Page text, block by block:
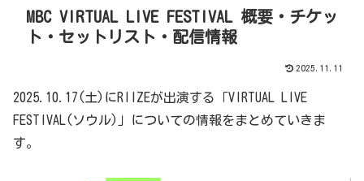
MBC VIRTUAL LIVE FESTIVAL 概要・チケッ
ト・セットリスト・配信情報
2025.11.11
2025.10.17(土)にRIIZEが出演する「VIRTUAL LIVE
FESTIVAL(ソウル)」についての情報をまとめていきま
す。